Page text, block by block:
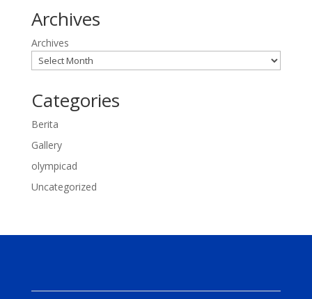
Archives
Archives
Categories
Berita
Gallery
olympicad
Uncategorized